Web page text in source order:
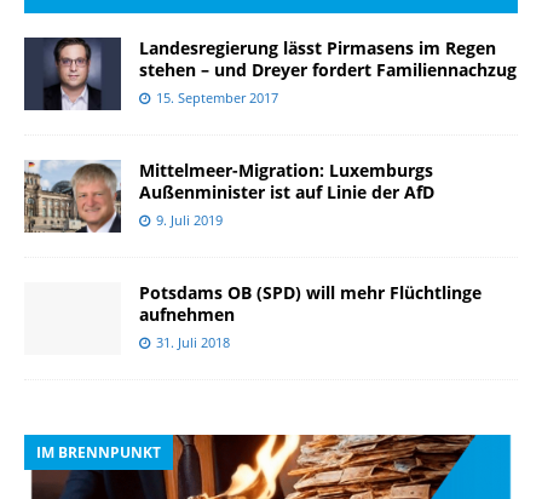
Landesregierung lässt Pirmasens im Regen
stehen – und Dreyer fordert Familiennachzug
15. September 2017
Mittelmeer-Migration: Luxemburgs
Außenminister ist auf Linie der AfD
9. Juli 2019
Potsdams OB (SPD) will mehr Flüchtlinge
aufnehmen
31. Juli 2018
IM BRENNPUNKT